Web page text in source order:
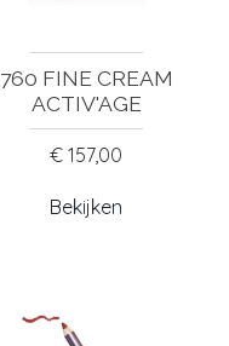
760 FINE CREAM
ACTIV'AGE
€ 157,00
Bekijken